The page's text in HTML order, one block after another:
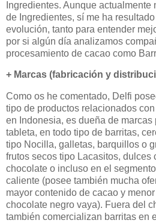
Ingredientes. Aunque
de Ingredientes, sí me ha
evolución, tanto para entender
por si algún día analizamos
procesamiento de cacao como
+ Marcas (fabricación y
Como os he comentado, Delfi
tipo de productos relacionados
en Indonesia, es dueña de
tableta, en todo tipo de barritas,
tipo Nocilla, galletas, barquillos o
frutos secos tipo Lacasitos, dulces
chocolate o incluso en el
caliente (posee también mucha
mayor contenido de cacao y
chocolate negro vaya). Fuera del
también comercializan barritas en